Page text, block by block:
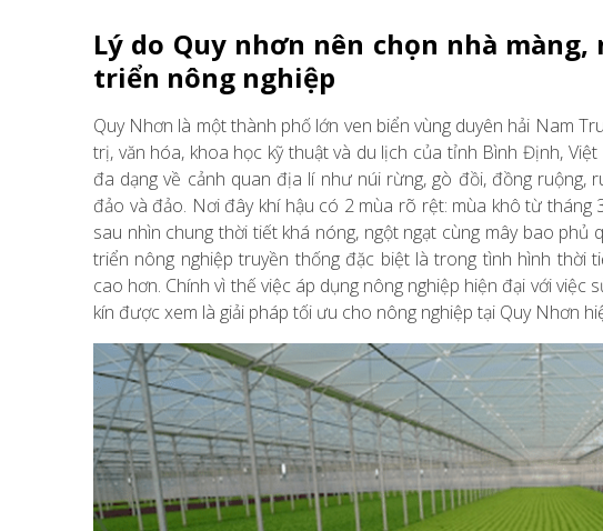
Lý do Quy nhơn nên chọn nhà
triển nông nghiệp
Quy Nhơn là một thành phố lớn ven biển vùng duyên hải Nam
trị, văn hóa, khoa học kỹ thuật và du lịch của tỉnh Bình Định,
đa dạng về cảnh quan địa lí như núi rừng, gò đồi, đồng ruộng,
đảo và đảo. Nơi đây khí hậu có 2 mùa rõ rệt: mùa khô từ
sau nhìn chung thời tiết khá nóng, ngột ngạt cùng mây bao phủ
triển nông nghiệp truyền thống đặc biệt là trong tình hình thời
cao hơn. Chính vì thế việc áp dụng nông nghiệp hiện đại với việc
kín được xem là giải pháp tối ưu cho nông nghiệp tại Quy Nhơn